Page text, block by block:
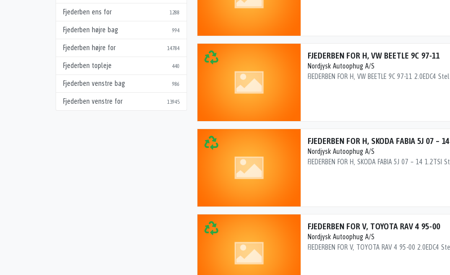
Fjederben ens for 1288
Fjederben højre bag 994
Fjederben højre for 14784
Fjederben topleje 440
Fjederben venstre bag 986
Fjederben venstre for 13945
FJEDERBEN FOR H, VW BEETLE 9C 97-11
Nordjysk Autoophug A/S
FJEDERBEN FOR H, SKODA FABIA 5J 07 – 14
Nordjysk Autoophug A/S
FJEDERBEN FOR V, TOYOTA RAV 4 95-00
Nordjysk Autoophug A/S